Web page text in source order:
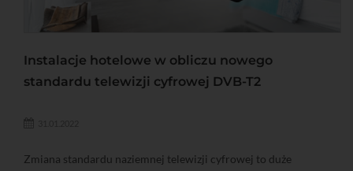
Instalacje hotelowe w obliczu nowego
standardu telewizji cyfrowej DVB-T2
Zmiana standardu naziemnej telewizji cyfrowej to duże